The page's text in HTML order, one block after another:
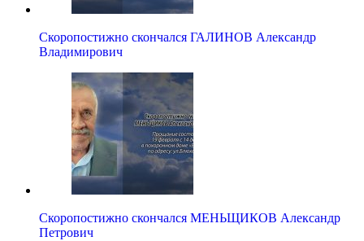
Скоропостижно скончался ГАЛИНОВ Александр
Владимирович
Скоропостижно скончался МЕНЬЩИКОВ Александр
Петрович